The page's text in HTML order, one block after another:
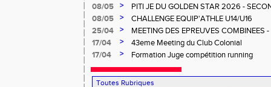
08/05
>
PITI JE DU GOLDEN STAR 2026 -
08/05
>
CHALLENGE EQUIP'ATHLE U14/U16
25/04
>
MEETING DES EPREUVES
Salée
17/04 >
43eme Meeting du Club Colonial
17/04
> Formation Juge compétition running